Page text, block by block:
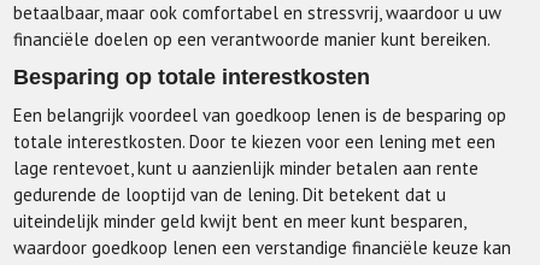
betaalbaar, maar ook comfortabel en stressvrij, waardoor u uw
financiële doelen op een verantwoorde manier kunt bereiken.
Besparing op totale interestkosten
Een belangrijk voordeel van goedkoop lenen is de besparing op
totale interestkosten. Door te kiezen voor een lening met een
lage rentevoet, kunt u aanzienlijk minder betalen aan rente
gedurende de looptijd van de lening. Dit betekent dat u
uiteindelijk minder geld kwijt bent en meer kunt besparen,
waardoor goedkoop lenen een verstandige financiële keuze kan